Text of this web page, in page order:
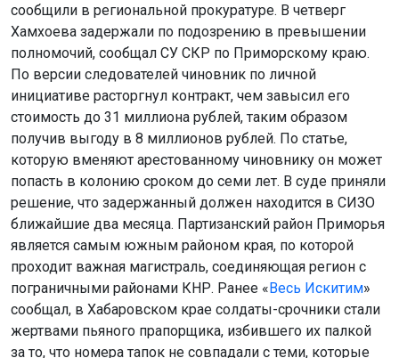
сообщили в региональной прокуратуре. В четверг
Хамхоева задержали по подозрению в превышении
полномочий, сообщал СУ СКР по Приморскому краю.
По версии следователей чиновник по личной
инициативе расторгнул контракт, чем завысил его
стоимость до 31 миллиона рублей, таким образом
получив выгоду в 8 миллионов рублей. По статье,
которую вменяют арестованному чиновнику он может
попасть в колонию сроком до семи лет. В суде приняли
решение, что задержанный должен находится в СИЗО
ближайшие два месяца. Партизанский район Приморья
является самым южным районом края, по которой
проходит важная магистраль, соединяющая регион с
пограничными районами КНР. Ранее «Весь Искитим»
сообщал, в Хабаровском крае солдаты-срочники стали
жертвами пьяного прапорщика, избившего их палкой
за то, что номера тапок не совпадали с теми, которые